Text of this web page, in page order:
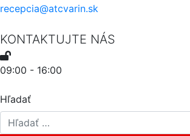
recepcia@atcvarin.sk
KONTAKTUJTE NÁS
09:00 - 16:00
Hľadať